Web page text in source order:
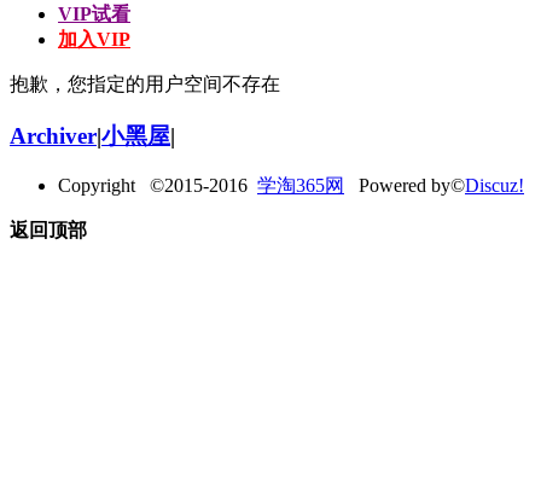
VIP试看
加入VIP
抱歉，您指定的用户空间不存在
Archiver|小黑屋|
Copyright ©2015-2016 学淘365网 Powered by©Discuz!
返回顶部